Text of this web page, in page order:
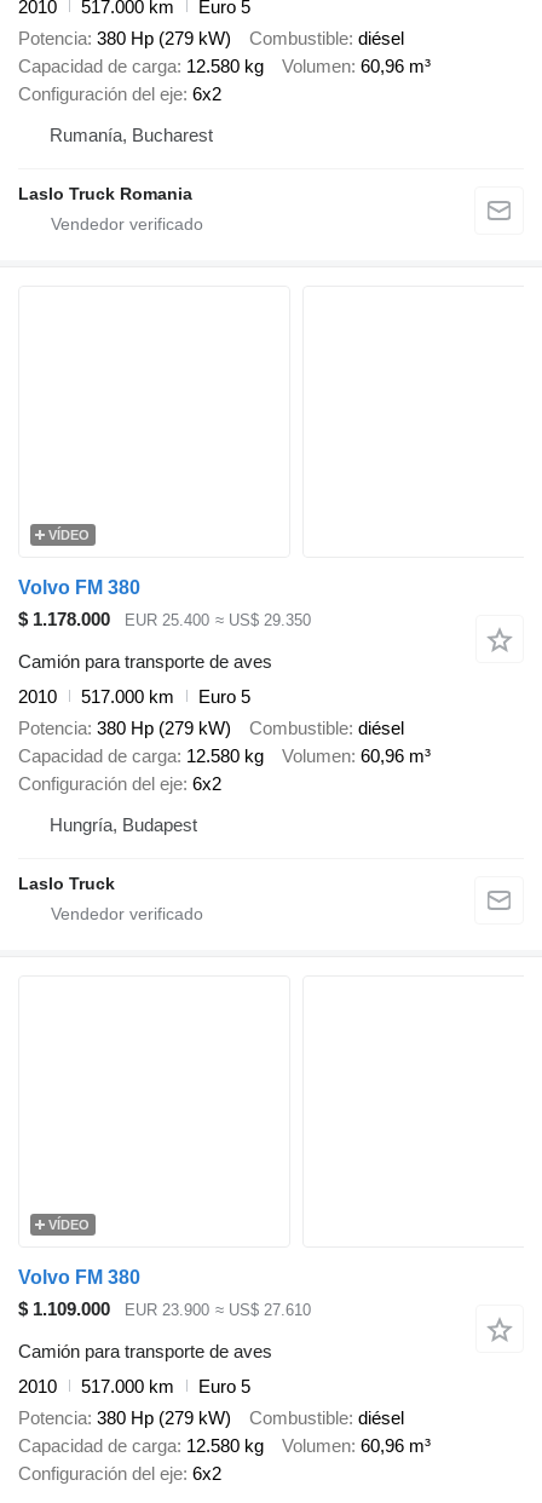
2010 517.000 km
Euro 5
Potencia 380 Hp (279 kW) Combustible diésel
Capacidad de carga 12.580 kg Volumen 60,96 m³
Configuración del eje 6x2
Rumanía, Bucharest
Laslo Truck Romania
VÍDEO
Volvo FM 380
$ 1.178.000
EUR 25.400 ≈ US$ 29.350
Camión para transporte de aves
2010
517.000 km
Euro 5
Potencia 380 Hp (279 kW) Combustible diésel
Capacidad de carga 12.580 kg Volumen 60,96 m³
Configuración del eje 6x2
Hungría, Budapest
Laslo Truck
VÍDEO
Volvo FM 380
$ 1.109.000
EUR 23.900 ≈ US$ 27.610
Camión para transporte de aves
2010
517.000 km
Euro 5
Potencia 380 Hp (279 kW) Combustible diésel
Capacidad de carga 12.580 kg Volumen 60,96 m³
Configuración del eje 6x2